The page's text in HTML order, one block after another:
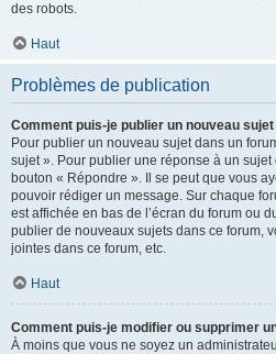
des robots.
Haut
Problèmes de publication
Comment puis-je publier un nouveau
Pour publier un nouveau sujet dans un
sujet ». Pour publier une réponse à un
bouton « Répondre ». Il se peut que vous
pouvoir rédiger un message. Sur chaque
est affichée en bas de l’écran du forum ou
publier de nouveaux sujets dans ce forum,
jointes dans ce forum, etc.
Haut
Comment puis-je modifier ou supprimer
À moins que vous ne soyez un